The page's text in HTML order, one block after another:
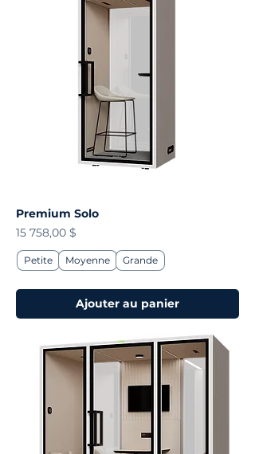
Premium Solo
Prix
15 758,00 $
Petite Moyenne Grande
Ajouter au panier